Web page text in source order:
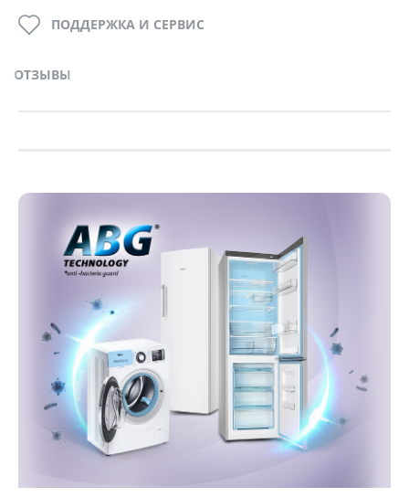
ОТЗЫВЫ
ПОДДЕРЖКА И СЕРВИС